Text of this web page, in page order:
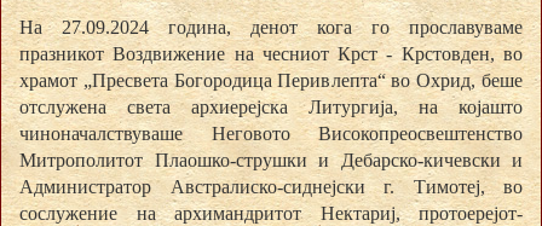
На 27.09.2024 година, денот кога го прославуваме
празникот Воздвижение на чесниот Крст - Крстовден, во
храмот „Пресвета Богородица Перивлепта“ во Охрид, беше
отслужена света архиерејска Литургија, на којашто
чиноначалствуваше Неговото Високопреосвештенство
Митрополитот Плаошко-струшки и Дебарско-кичевски и
Администратор Австралиско-сиднејски г. Тимотеј, во
сослужение на архимандритот Нектариј, протоерејот-